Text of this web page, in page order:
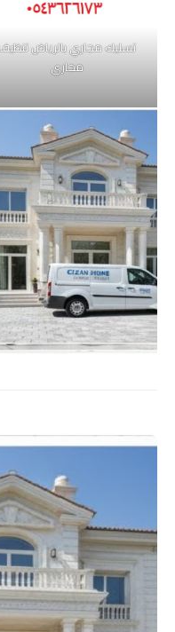
تسليك مجاري بالرياض تنظيف
مجاري